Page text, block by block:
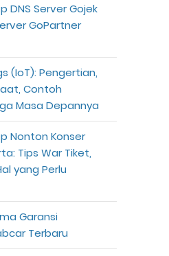
DNS Server Gojek
GoPartner
(IoT): Pengertian,
Contoh
Masa Depannya
Nonton Konser
Tips War Tiket,
yang Perlu
Garansi
Terbaru